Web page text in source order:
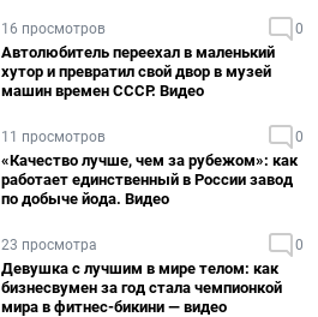
16 просмотров 0
Автолюбитель переехал в маленький
хутор и превратил свой двор в музей
машин времен СССР. Видео
11 просмотров 0
«Качество лучше, чем за рубежом»: как
работает единственный в России завод
по добыче йода. Видео
23 просмотра 0
Девушка с лучшим в мире телом: как
бизнесвумен за год стала чемпионкой
мира в фитнес-бикини — видео